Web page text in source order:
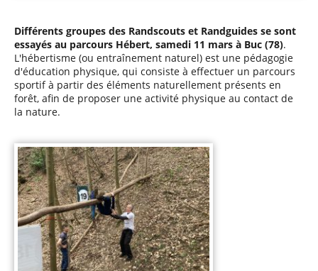
Différents groupes des Randscouts et Randguides se sont
essayés au parcours Hébert, samedi 11 mars à Buc (78).
L'hébertisme (ou entraînement naturel) est une pédagogie
d'éducation physique, qui consiste à effectuer un parcours
sportif à partir des éléments naturellement présents en
forêt, afin de proposer une activité physique au contact de
la nature.